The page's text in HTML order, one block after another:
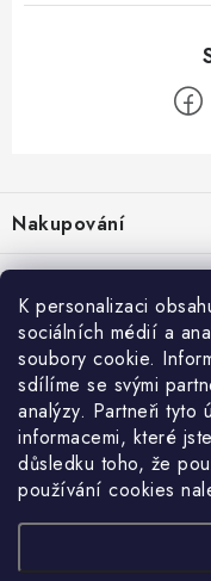
K personalizaci
sociálních médií a
soubory cookie.
sdílíme se svými
analýzy. Partneři tyto
informacemi, které
důsledku toho, že
používání cookies
p
a
Nakupování
Jak nakupovat
Obchodní podmínky
Doprava a platba
Cookies
Ochrana osobních údajú
Jak funguje Zásilkovna?
Reklamace / vrácení zboží
Použití Dárkové poukázky
O nás
Kontakty
Příběh Profigaráže
Showroom Prešov
Služby
Velkoobchod